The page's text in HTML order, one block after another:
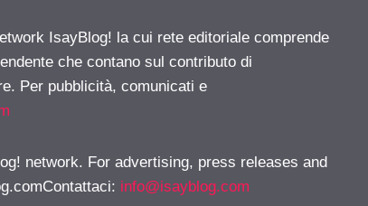
IsayBlog! la cui rete editoriale comprende
che contano sul contributo di
Per pubblicità, comunicati e
network. For advertising, press releases and
: info@isayblog.com